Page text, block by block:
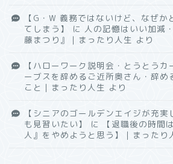
【G・W 義務ではないけど、なぜか
てしまう】
に 人の記憶はいい加減
藤まつり』｜まったり人生 より
【ハローワーク説明会・とうとうカ
ーブスを辞めるご近所奥さん・辞め
こと｜まったり人生 より
【シニアのゴールデンエイジが充
も見習いたい】
に
【退職後の時間
人』をやめようと思う】｜まったり